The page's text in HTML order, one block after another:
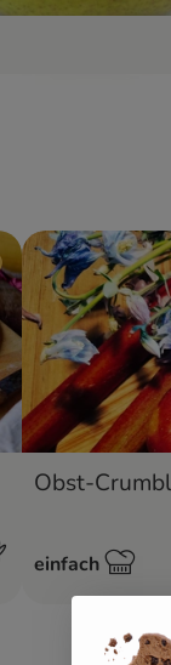
Rezept zu
Obst-
Schwierigkeit:
einfach